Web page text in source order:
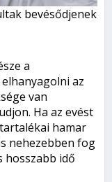
bevésődjenek
a
az
van
Ha az evést
hamar
nehezebben fog
hosszabb idő